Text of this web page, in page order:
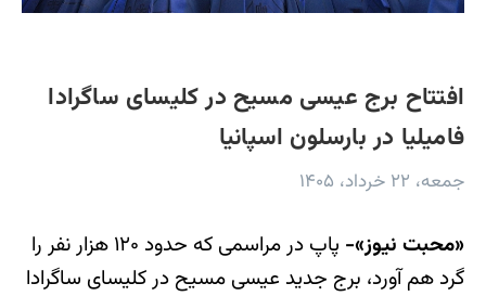
افتتاح برج عیسی مسیح در کلیسای ساگرادا
فامیلیا در بارسلون اسپانیا
جمعه، ۲۲ خرداد، ۱۴۰۵
«محبت نیوز»-
پاپ در مراسمی که حدود ۱۲۰ هزار نفر را
گرد هم آورد، برج جدید عیسی مسیح در کلیسای ساگرادا